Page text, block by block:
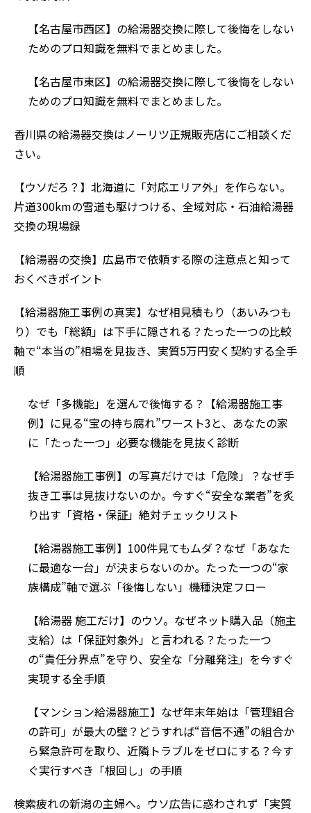
【名古屋市西区】の給湯器交換に際して後悔をしない
ためのプロ知識を無料でまとめました。
【名古屋市東区】の給湯器交換に際して後悔をしない
ためのプロ知識を無料でまとめました。
香川県の給湯器交換はノーリツ正規販売店にご相談くだ
さい。
【ウソだろ？】北海道に「対応エリア外」を作らない。
片道300kmの雪道も駆けつける、全域対応・石油給湯器
交換の現場録
【給湯器の交換】広島市で依頼する際の注意点と知って
おくべきポイント
【給湯器施工事例の真実】なぜ相見積もり（あいみつも
り）でも「総額」は下手に隠される？たった一つの比較
軸で“本当の”相場を見抜き、実質5万円安く契約する全手
順
なぜ「多機能」を選んで後悔する？【給湯器施工事
例】に見る“宝の持ち腐れ”ワースト3と、あなたの家
に「たった一つ」必要な機能を見抜く診断
【給湯器施工事例】の写真だけでは「危険」？なぜ手
抜き工事は見抜けないのか。今すぐ“安全な業者”を炙
り出す「資格・保証」絶対チェックリスト
【給湯器施工事例】100件見てもムダ？なぜ「あなた
に最適な一台」が決まらないのか。たった一つの“家
族構成”軸で選ぶ「後悔しない」機種決定フロー
【給湯器 施工だけ】のウソ。なぜネット購入品（施主
支給）は「保証対象外」と言われる？たった一つ
の“責任分界点”を守り、安全な「分離発注」を今すぐ
実現する全手順
【マンション給湯器施工】なぜ年末年始は「管理組合
の許可」が最大の壁？どうすれば“音信不通”の組合か
ら緊急許可を取り、近隣トラブルをゼロにする？今す
ぐ実行すべき「根回し」の手順
検索疲れの新潟の主婦へ。ウソ広告に惑わされず「実質